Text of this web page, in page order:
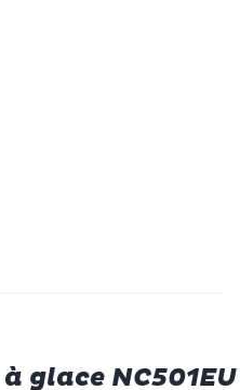
glace NC501EU